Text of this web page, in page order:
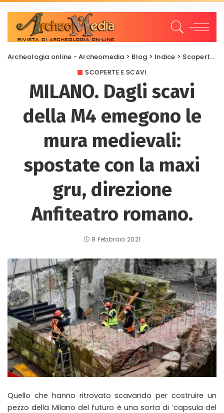
Archeologia online - Archeomedia > Blog > Indice > Scoperte e scavi
SCOPERTE E SCAVI
MILANO. Dagli scavi
della M4 emegono le
mura medievali:
spostate con la maxi
gru, direzione
Anfiteatro romano.
8 Febbraio 2021
Quello che hanno ritrovato scavando per costruire un
pezzo della Milano del futuro è una sorta di ‘capsula del